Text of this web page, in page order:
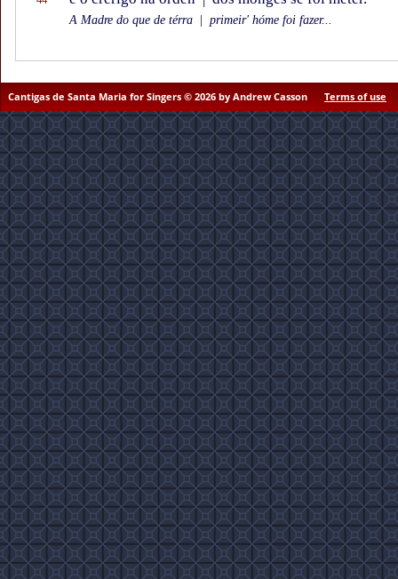
A Madre do que de térra primeir' hóme foi fazer...
Cantigas de Santa Maria for Singers © 2026 by Andrew Casson Terms of use